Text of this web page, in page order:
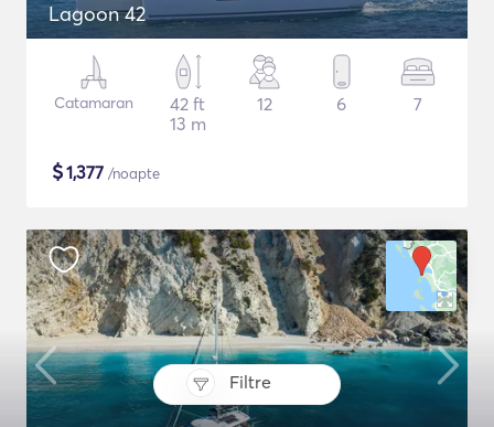
Filtre
Lagoon 42
Catamaran
42 ft
13 m
12 6 7
$1,377 /noapte